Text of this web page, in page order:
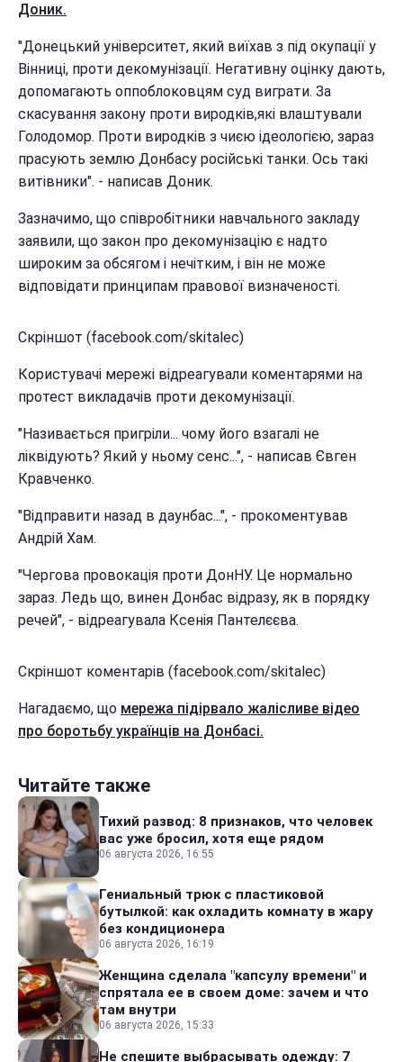
Доник.
"Донецький університет, який виїхав з під окупації у
Вінниці, проти декомунізації. Негативну оцінку дають,
допомагають оппоблоковцям суд виграти. За
скасування закону проти виродків,які влаштували
Голодомор. Проти виродків з чиєю ідеологією, зараз
прасують землю Донбасу російські танки. Ось такі
витівники". - написав Доник.
Зазначимо, що співробітники навчального закладу
заявили, що закон про декомунізацію є надто
широким за обсягом і нечітким, і він не може
відповідати принципам правової визначеності.
Скріншот (facebook.com/skitalec)
Користувачі мережі відреагували коментарями на
протест викладачів проти декомунізації.
"Називається пригріли... чому його взагалі не
ліквідують? Який у ньому сенс...", - написав Євген
Кравченко.
"Відправити назад в даунбас...", - прокоментував
Андрій Хам.
"Чергова провокація проти ДонНУ. Це нормально
зараз. Ледь що, винен Донбас відразу, як в порядку
речей", - відреагувала Ксенія Пантелєєва.
Скріншот коментарів (facebook.com/skitalec)
Нагадаємо, що мережа підірвало жалісливе відео
про боротьбу українців на Донбасі.
Читайте также
Тихий развод: 8 признаков, что человек
вас уже бросил, хотя еще рядом
06 августа 2026, 16:55
Гениальный трюк с пластиковой
бутылкой: как охладить комнату в жару
без кондиционера
06 августа 2026, 16:19
Женщина сделала "капсулу времени" и
спрятала ее в своем доме: зачем и что
там внутри
06 августа 2026, 15:33
Не спешите выбрасывать одежду: 7